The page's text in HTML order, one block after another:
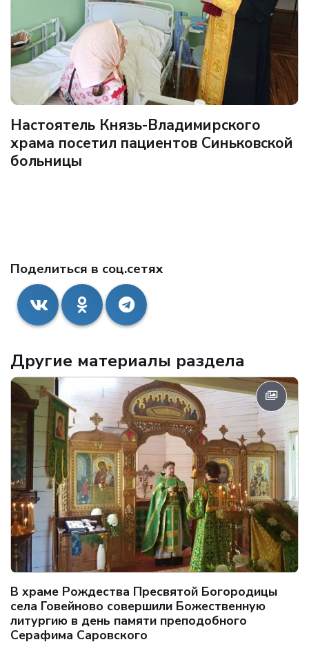
Настоятель Князь-Владимирского
храма посетил пациентов Синьковской
больницы
Поделиться в соц.сетях
Другие материалы раздела
В храме Рождества Пресвятой Богородицы
села Говейново совершили Божественную
литургию в день памяти преподобного
Серафима Саровского